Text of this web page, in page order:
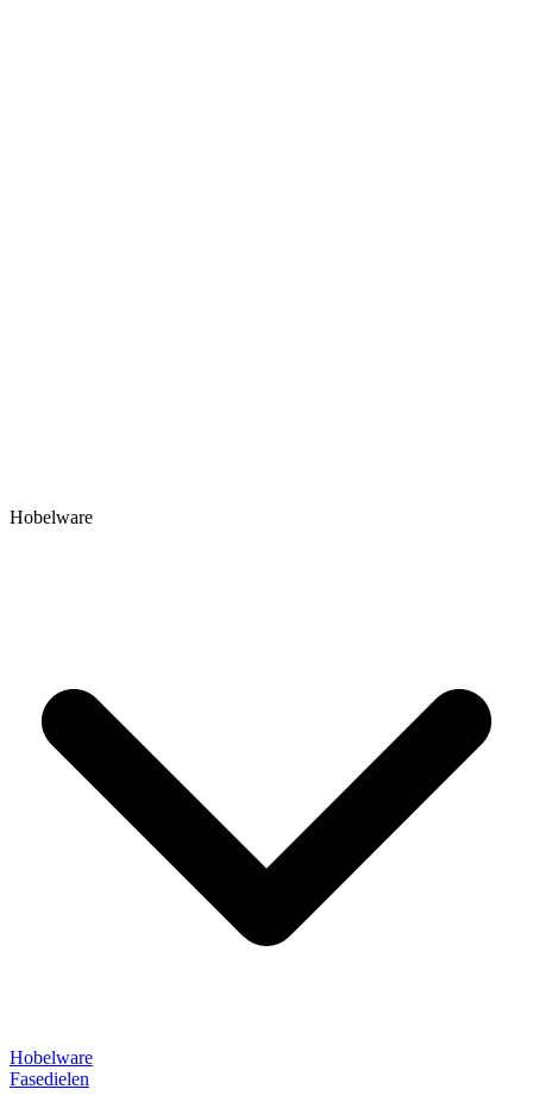
Hobelware
Hobelware
Fasedielen